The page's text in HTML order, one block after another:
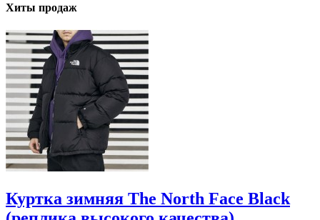
Хиты продаж
Куртка зимняя The North Face Black